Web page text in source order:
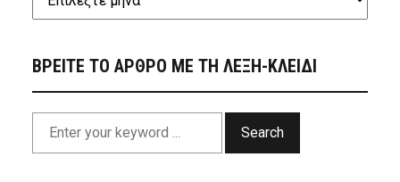
ΒΡΕΙΤΕ ΤΟ ΑΡΘΡΟ ΜΕ ΤΗ ΛΕΞΗ-ΚΛΕΙΔΙ
Search